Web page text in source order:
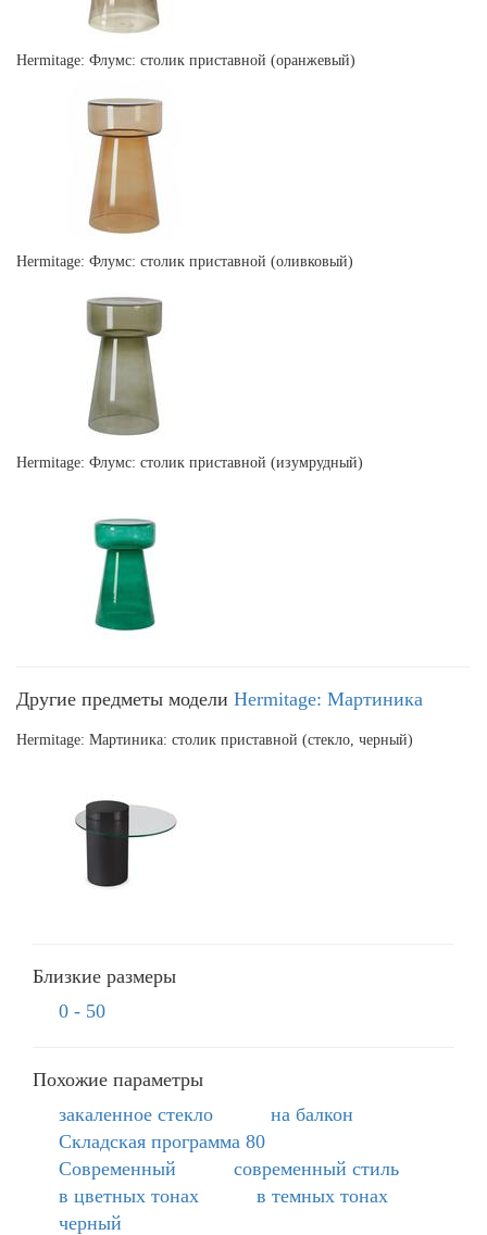
Hermitage: Флумс: столик приставной (оранжевый)
Hermitage: Флумс: столик приставной (оливковый)
Hermitage: Флумс: столик приставной (изумрудный)
Другие предметы модели Hermitage: Мартиника
Hermitage: Мартиника: столик приставной (стекло, черный)
Близкие размеры
0 - 50
Похожие параметры
закаленное стекло
на балкон
Складская программа 80
Современный
современный стиль
в цветных тонах
в темных тонах
черный